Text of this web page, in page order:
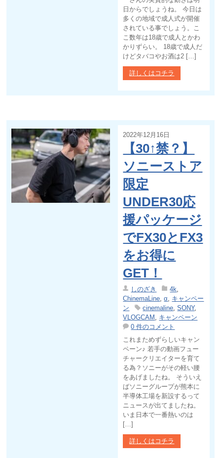
日からでしょうね。 今日は
多くの地域で成人式が開催
されている事でしょう。こ
こ数年は18歳で成人とかわ
かりずらい。 18歳で成人だ
けどタバコやお酒は2 […]
詳しくはコチラ
2022年12月16日
【30↑禁？】
ソニーストア
限定
UNDER30応
援パッケージ
でFX30とFX3
をお得に
GET！
しのざき 4k
ChinemaLine ,α
キャンペー
ン
cinemaline ,SONY,
VLOGCAM
キャンペーン
0 件のコメント
これまためずらしいキャン
ペーン♪ 若手の動画フュー
チャークリエイターを育て
る為？ソニーがその軽い腰
をあげましたね。 そういえ
ばソニーグループが熊本に
半導体工場を新設するって
ニュースが出てましたね。
いま日本で一番熱いのは
[…]
詳しくはコチラ